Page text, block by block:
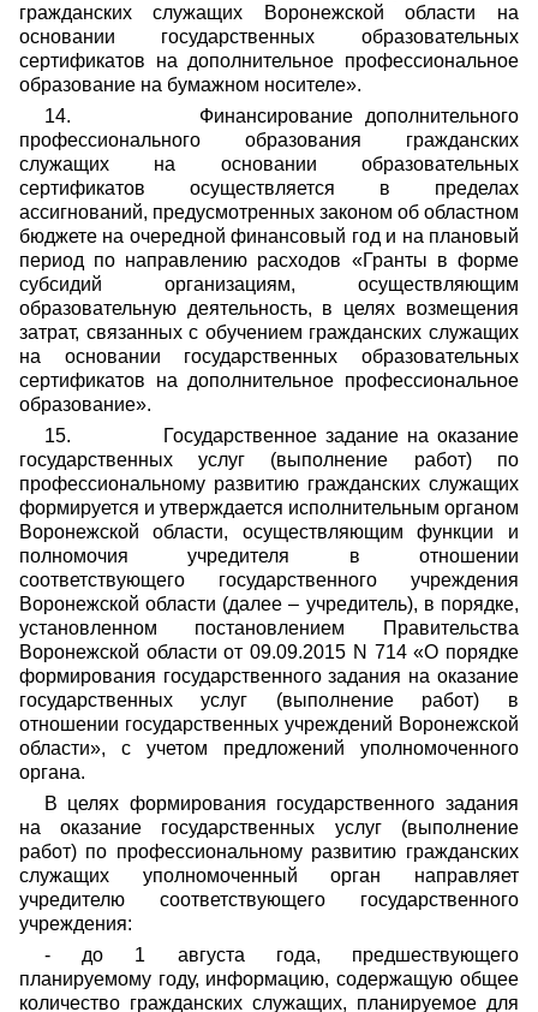
гражданских служащих Воронежской области на
основании государственных образовательных
сертификатов на дополнительное профессиональное
образование на бумажном носителе».
14.
Финансирование дополнительного
профессионального образования гражданских
служащих на основании образовательных
сертификатов осуществляется в пределах
ассигнований, предусмотренных законом об областном
бюджете на очередной финансовый год и на плановый
период по направлению расходов «Гранты в форме
субсидий организациям, осуществляющим
образовательную деятельность, в целях возмещения
затрат, связанных с обучением гражданских служащих
на основании государственных образовательных
сертификатов на дополнительное профессиональное
образование».
15.
Государственное задание на оказание
государственных услуг (выполнение работ) по
профессиональному развитию гражданских служащих
формируется и утверждается исполнительным органом
Воронежской области, осуществляющим функции и
полномочия учредителя в отношении
соответствующего государственного учреждения
Воронежской области (далее – учредитель), в порядке,
установленном постановлением Правительства
Воронежской области от 09.09.2015 N 714 «О порядке
формирования государственного задания на оказание
государственных услуг (выполнение работ) в
отношении государственных учреждений Воронежской
области», с учетом предложений уполномоченного
органа.
В целях формирования государственного задания
на оказание государственных услуг (выполнение
работ) по профессиональному развитию гражданских
служащих уполномоченный орган направляет
учредителю соответствующего государственного
учреждения:
- до 1 августа года, предшествующего
планируемому году, информацию, содержащую общее
количество гражданских служащих, планируемое для